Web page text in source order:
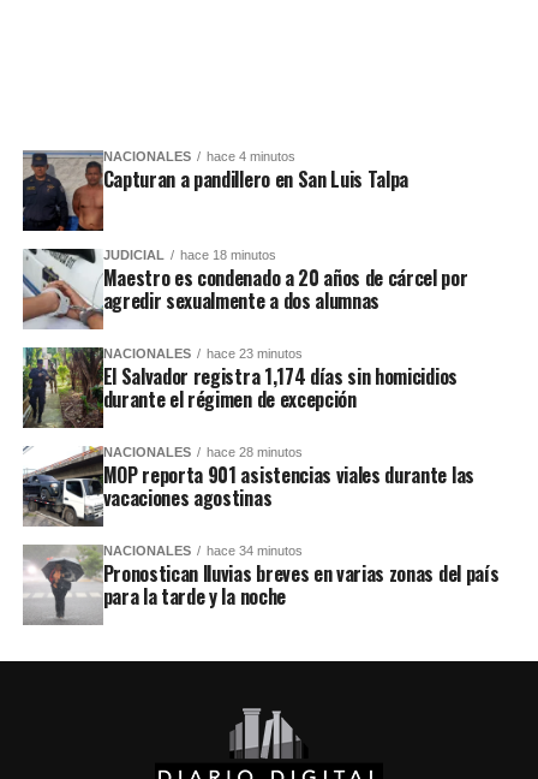
NACIONALES hace 4 minutos
Capturan a pandillero en San Luis Talpa
JUDICIAL hace 18 minutos
Maestro es condenado a 20 años de cárcel por
agredir sexualmente a dos alumnas
NACIONALES hace 23 minutos
El Salvador registra 1,174 días sin homicidios
durante el régimen de excepción
NACIONALES hace 28 minutos
MOP reporta 901 asistencias viales durante las
vacaciones agostinas
NACIONALES hace 34 minutos
Pronostican lluvias breves en varias zonas del país
para la tarde y la noche